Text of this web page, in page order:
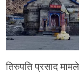
तिरुपति प्रसाद
देहरादून
नैनीताल
बागेश्वर